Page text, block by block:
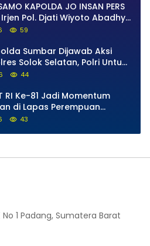
KAPOLDA JO INSAN PERS
Irjen Pol. Djati Wiyoto Abadhy
Ada Ruang bagi Pelanggar
59
Sumbar Dijawab Aksi
Solok Selatan, Polri Untuk
Sekadar Slogan
44
RI Ke-81 Jadi Momentum
di Lapas Perempuan
43
1 Padang, Sumatera Barat